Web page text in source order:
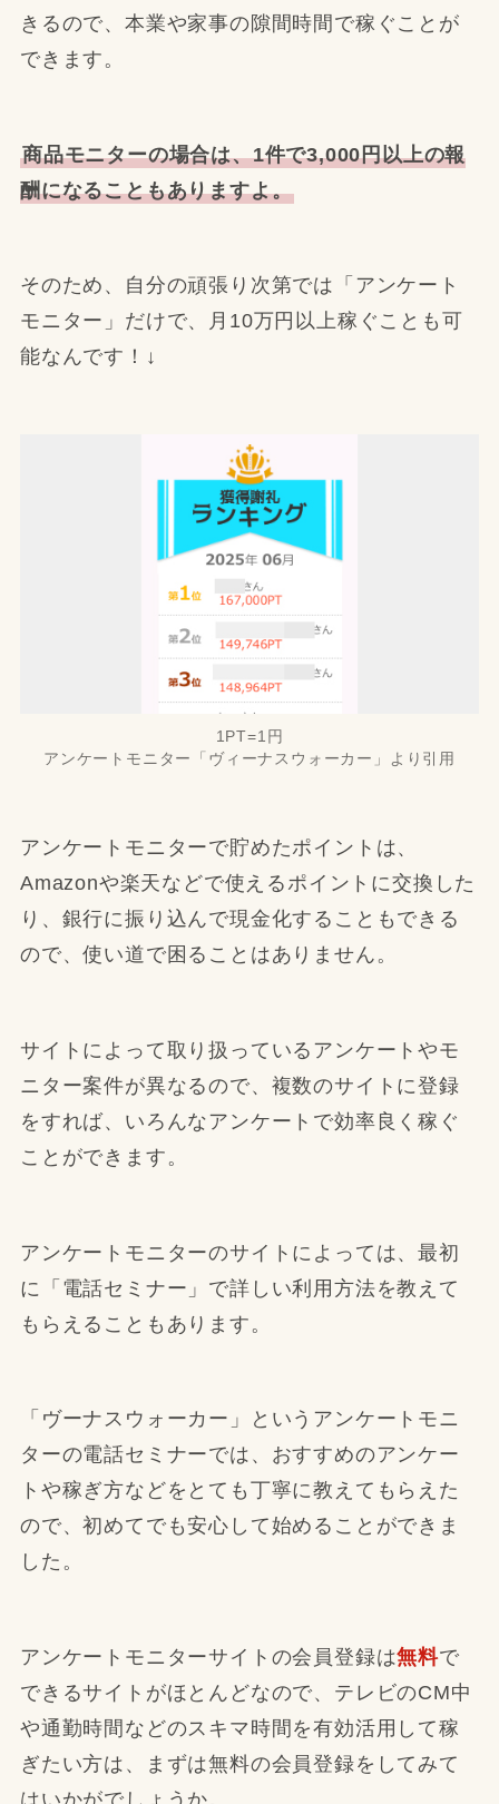
きるので、本業や家事の隙間時間で稼ぐことが
できます。
商品モニターの場合は、1件で3,000円以上の報
酬になることもありますよ。
そのため、自分の頑張り次第では「アンケート
モニター」だけで、月10万円以上稼ぐことも可
能なんです！↓
1PT=1円
アンケートモニター「ヴィーナスウォーカー」より引用
アンケートモニターで貯めたポイントは、
Amazonや楽天などで使えるポイントに交換した
り、銀行に振り込んで現金化することもできる
ので、使い道で困ることはありません。
サイトによって取り扱っているアンケートやモ
ニター案件が異なるので、複数のサイトに登録
をすれば、いろんなアンケートで効率良く稼ぐ
ことができます。
アンケートモニターのサイトによっては、最初
に「電話セミナー」で詳しい利用方法を教えて
もらえることもあります。
「ヴーナスウォーカー」というアンケートモニ
ターの電話セミナーでは、おすすめのアンケー
トや稼ぎ方などをとても丁寧に教えてもらえた
ので、初めてでも安心して始めることができま
した。
アンケートモニターサイトの会員登録は無料で
できるサイトがほとんどなので、テレビのCM中
や通勤時間などのスキマ時間を有効活用して稼
ぎたい方は、まずは無料の会員登録をしてみて